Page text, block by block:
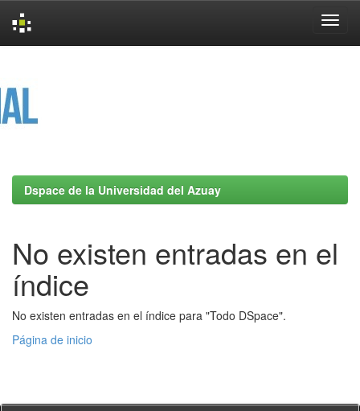
Dspace de la Universidad del Azuay
No existen entradas en el
índice
No existen entradas en el índice para "Todo DSpace".
Página de inicio